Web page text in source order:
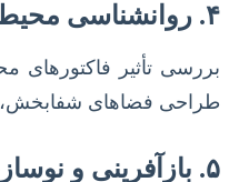
۴. روانشناسی محیطی و آسایش ساکنان
بررسی تأثیر فاکتورهای
طراحی فضاهای شفابخش،
۵. بازآفرینی و نوسازی بافت‌های فرسوده